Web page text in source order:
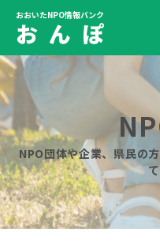
おおいたNPO情報バンク
お ん ぽ
NPO団体や企業、県民の